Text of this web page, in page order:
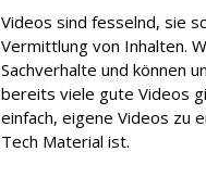
Videos sind fesselnd, sie
Vermittlung von Inhalten.
Sachverhalte und können
bereits viele gute Videos
einfach, eigene Videos zu
Tech Material ist.